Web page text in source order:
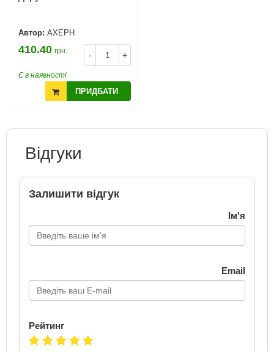
Автор: АХЕРН
- +
410.40 грн.
Є в наявності
ПРИДБАТИ
Відгуки
Залишити відгук
Ім'я
Email
Рейтинг